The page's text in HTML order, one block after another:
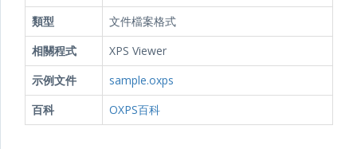
類型
文件檔案格式
相關程式
XPS Viewer
示例文件
sample.oxps
百科
OXPS百科